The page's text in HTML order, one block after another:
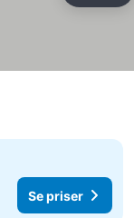
Se priser